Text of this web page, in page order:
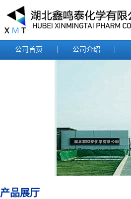
公司首页 公司介绍
产品展厅